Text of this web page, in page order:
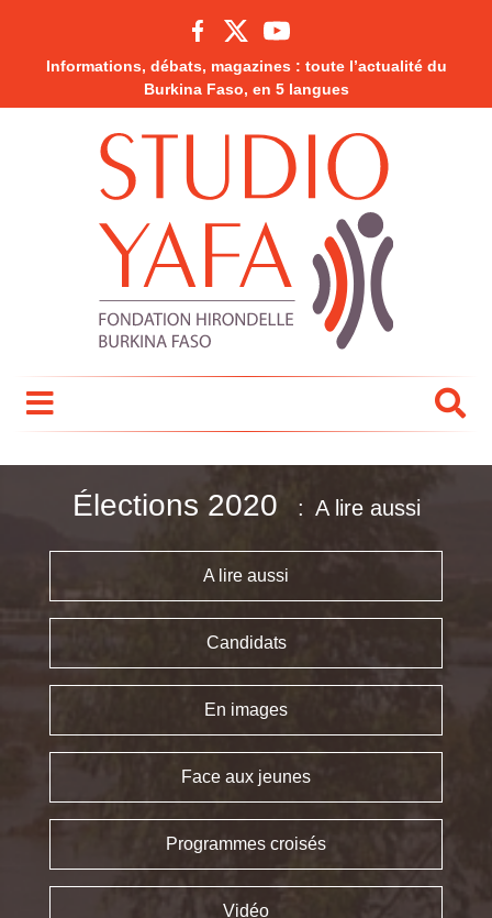
Informations, débats, magazines : toute l’actualité du
Burkina Faso, en 5 langues
Élections 2020 A lire aussi
A lire aussi
Candidats
En images
Face aux jeunes
Programmes croisés
Vidéo